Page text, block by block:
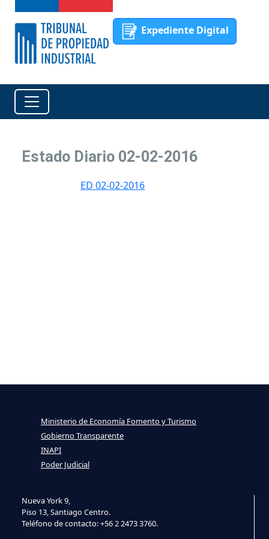
Expediente Digital
Estado Diario 02-02-2016
ED 02-02-2016
Nueva York 9,
Piso 13, Santiago Centro.
Teléfono de contacto: +56 2 2473 3760.
Ministerio de Economía Fomento y Turismo
Gobierno Transparente
INAPI
Poder Judicial